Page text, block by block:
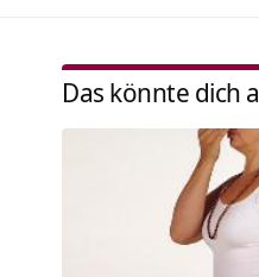
Das könnte dich